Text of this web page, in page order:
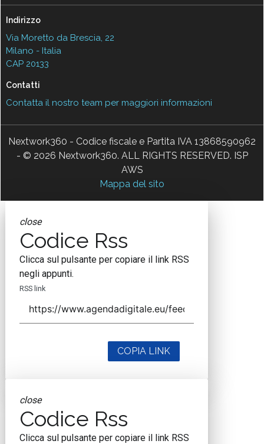
Indirizzo
Via Moretto da Brescia, 22
Milano - Italia
CAP 20133
Contatti
Contatta il nostro team per maggiori informazioni
Nextwork360 - Codice fiscale e Partita IVA 13868590962
- © 2026 Nextwork360. ALL RIGHTS RESERVED. ISP
AWS
Mappa del sito
close
Codice Rss
Clicca sul pulsante per copiare il link RSS
negli appunti.
RSS link
COPIA LINK
close
Codice Rss
Clicca sul pulsante per copiare il link RSS